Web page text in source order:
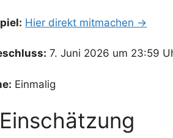
Hier direkt mitmachen →
7. Juni 2026 um 23:59
Einmalig
Einschätzung